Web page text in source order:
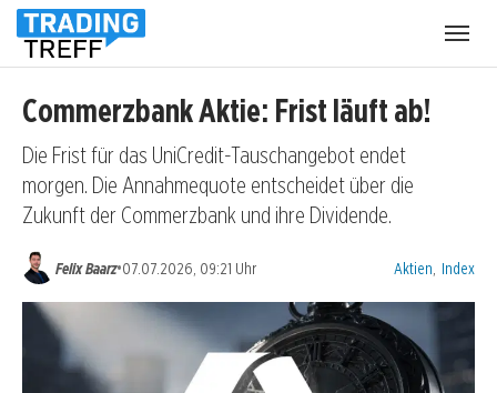
Commerzbank Aktie: Frist läuft ab!
Die Frist für das UniCredit-Tauschangebot endet
morgen. Die Annahmequote entscheidet über die
Zukunft der Commerzbank und ihre Dividende.
Felix Baarz•07.07.2026, 09:21 Uhr Kategorien:
Aktien Index